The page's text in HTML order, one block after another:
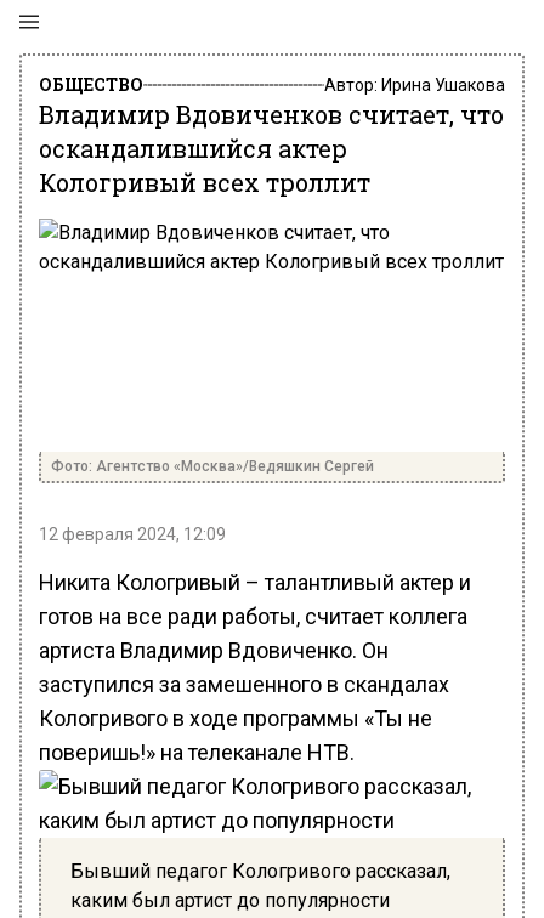
ОБЩЕСТВО Автор: Ирина Ушакова
Владимир Вдовиченков считает, что
оскандалившийся актер
Кологривый всех троллит
Фото: Агентство «Москва»/Ведяшкин Сергей
12 февраля 2024, 12:09
Никита Кологривый – талантливый актер и
готов на все ради работы, считает коллега
артиста Владимир Вдовиченко. Он
заступился за замешенного в скандалах
Кологривого в ходе программы «Ты не
поверишь!» на телеканале НТВ.
Бывший педагог Кологривого рассказал,
каким был артист до популярности